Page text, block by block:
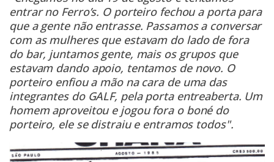
entrar no Ferro’s. O porteiro fechou a porta para
que a gente não entrasse. Passamos a conversar
com as mulheres que estavam do lado de fora
do bar, juntamos gente, mais os grupos que
estavam dando apoio, tentamos de novo. O
porteiro enfiou a mão na cara de uma das
integrantes do GALF, pela porta entreaberta. Um
homem aproveitou e jogou fora o boné do
porteiro, ele se distraiu e entramos todos".